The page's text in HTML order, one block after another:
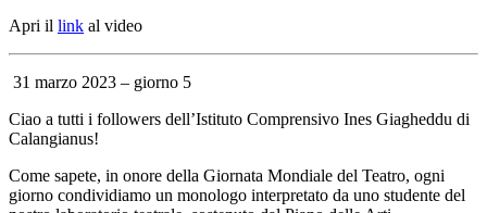
Apri il link al video
31 marzo 2023 – giorno 5
Ciao a tutti i followers dell’Istituto Comprensivo Ines Giagheddu di
Calangianus!
Come sapete, in onore della Giornata Mondiale del Teatro, ogni
giorno condividiamo un monologo interpretato da uno studente del